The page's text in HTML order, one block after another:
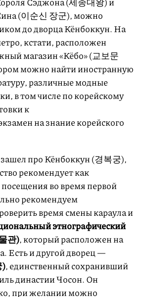
(이순신 장군), можно
до дворца Кёнбоккун. На
кстати, расположен
магазин «Кёбо» (교보문
можно найти иностранную
различные модные
в том числе по корейскому
к
на знание корейского
про Кёнбоккун (경복궁),
рекомендует как
во время первой
рекомендуем
время смены караула и
этнографический
관), который расположен на
Есть и другой дворец —
), единственный сохранивший
династии Чосон. Он
при желании можно